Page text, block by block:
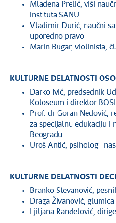
Mladena Prelić, viši
instituta SANU
Vladimir Đurić, naučni
uporedno pravo
Marin Bugar, violinista,
KULTURNE DELATNOSTI
Darko Ivić, predsednik
Koloseum i direktor
Prof. dr Goran Nedović,
za specijalnu edukaciju i
Beogradu
Uroš Antić, psiholog i
KULTURNE DELATNOSTI
Branko Stevanović,
Draga Živanović,
Ljiljana Ranđelović,